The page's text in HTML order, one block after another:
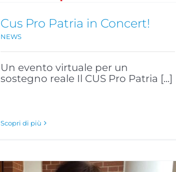
Cus Pro Patria in Concert!
NEWS
Un evento virtuale per un
sostegno reale Il CUS Pro Patria [...]
Scopri di più